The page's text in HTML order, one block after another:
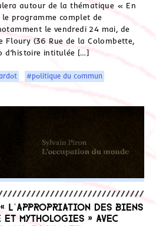
autour de la thématique « En
programme complet de
le vendredi 24 mai, de
Floury (36 Rue de la Colombette,
d’histoire intitulée […]
#politique du commun
L’appropriation des biens
et mythologies » avec